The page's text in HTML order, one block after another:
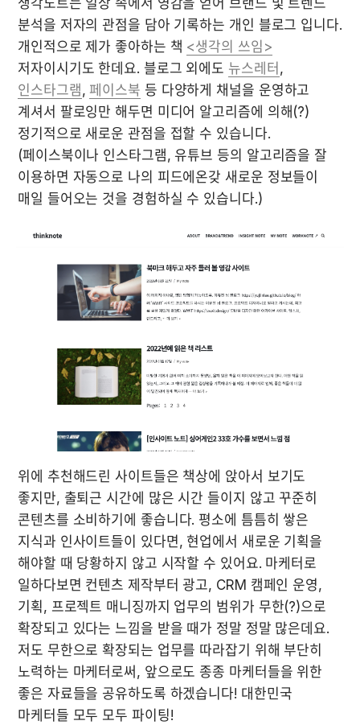
생각노트는 일상 속에서 영감을 얻어 브랜드 및 트렌드
분석을 저자의 관점을 담아 기록하는 개인 블로그 입니다.
개인적으로 제가 좋아하는 책 <생각의 쓰임>
저자이시기도 한데요. 블로그 외에도 뉴스레터
인스타그램, 페이스북 등 다양하게 채널을 운영하고
계셔서 팔로잉만 해두면 미디어 알고리즘에 의해(?)
정기적으로 새로운 관점을 접할 수 있습니다.
(페이스북이나 인스타그램, 유튜브 등의 알고리즘을 잘
이용하면 자동으로 나의 피드에온갖 새로운 정보들이
매일 들어오는 것을 경험하실 수 있습니다.)
위에 추천해드린 사이트들은 책상에 앉아서 보기도
좋지만, 출퇴근 시간에 많은 시간 들이지 않고 꾸준히
콘텐츠를 소비하기에 좋습니다. 평소에 틈틈히 쌓은
지식과 인사이트들이 있다면, 현업에서 새로운 기획을
해야할 때 당황하지 않고 시작할 수 있어요. 마케터로
일하다보면 컨텐츠 제작부터 광고, CRM 캠페인 운영,
기획, 프로젝트 매니징까지 업무의 범위가 무한(?)으로
확장되고 있다는 느낌을 받을 때가 정말 정말 많은데요.
저도 무한으로 확장되는 업무를 따라잡기 위해 부단히
노력하는 마케터로써, 앞으로도 종종 마케터들을 위한
좋은 자료들을 공유하도록 하겠습니다! 대한민국
마케터들 모두 모두 파이팅!